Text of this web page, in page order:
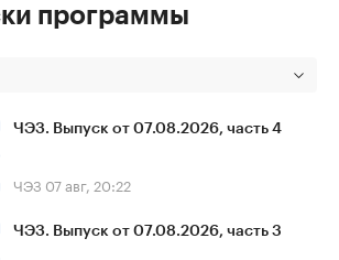
программы
ЧЭЗ. Выпуск от 07.08.2026, часть 4
ЧЭЗ 07 авг, 20:22
ЧЭЗ. Выпуск от 07.08.2026, часть 3